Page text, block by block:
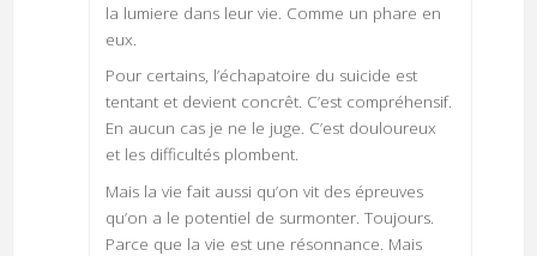
la lumiere dans leur vie. Comme un phare en
eux.
Pour certains, l’échapatoire du suicide est
tentant et devient concrêt. C’est compréhensif.
En aucun cas je ne le juge. C’est douloureux
et les difficultés plombent.
Mais la vie fait aussi qu’on vit des épreuves
qu’on a le potentiel de surmonter. Toujours.
Parce que la vie est une résonnance. Mais